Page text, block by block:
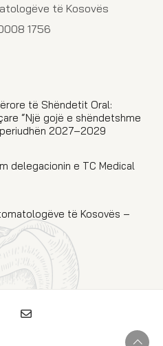
të Kosovës
1756
të Shëndetit Oral:
“Një gojë e shëndetshme
2027–2029
delegacionin e TC Medical
të Kosovës –